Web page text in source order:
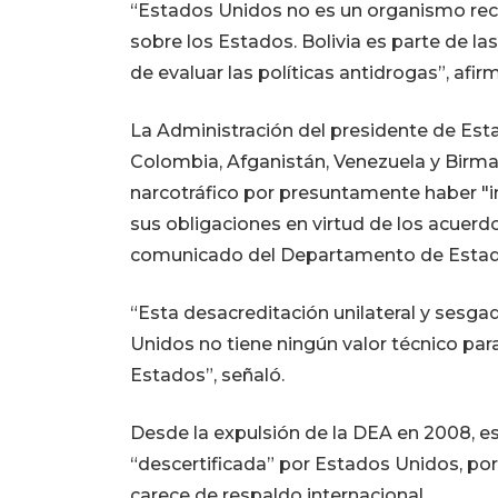
“Estados Unidos no es un organismo
sobre los Estados. Bolivia es parte de
de evaluar las políticas antidrogas”,
La Administración del presidente de
Colombia, Afganistán, Venezuela y
narcotráfico por presuntamente haber
sus obligaciones en virtud de los
comunicado del Departamento de
“Esta desacreditación unilateral y
Unidos no tiene ningún valor técnico
Estados”, señaló.
Desde la expulsión de la DEA en 2008,
“descertificada” por Estados Unidos,